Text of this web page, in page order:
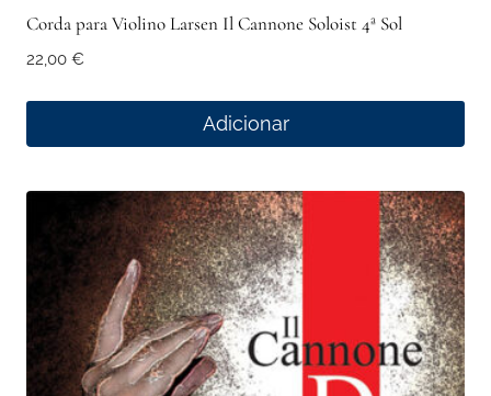
Corda para Violino Larsen Il Cannone Soloist 4ª Sol
22,00 €
Adicionar